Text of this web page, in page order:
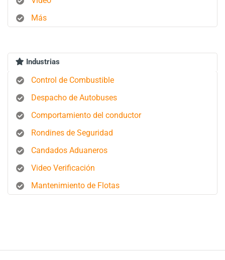
Más
Industrias
Control de Combustible
Despacho de Autobuses
Comportamiento del conductor
Rondines de Seguridad
Candados Aduaneros
Video Verificación
Mantenimiento de Flotas